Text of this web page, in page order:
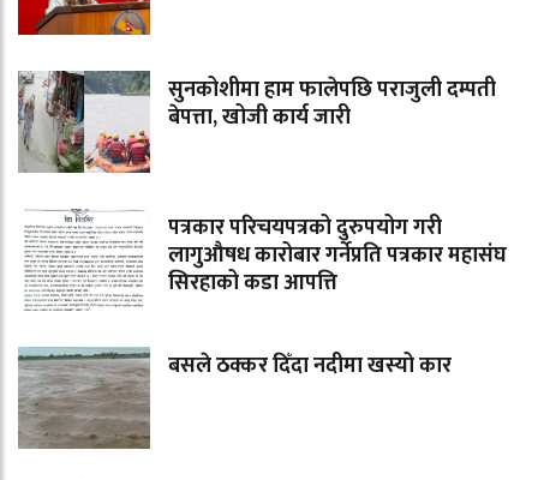
सुनकोशीमा हाम फालेपछि पराजुली दम्पती
बेपत्ता, खोजी कार्य जारी
पत्रकार परिचयपत्रको दुरुपयोग गरी
लागुऔषध कारोबार गर्नेप्रति पत्रकार महासंघ
सिरहाको कडा आपत्ति
बसले ठक्कर दिँदा नदीमा खस्यो कार